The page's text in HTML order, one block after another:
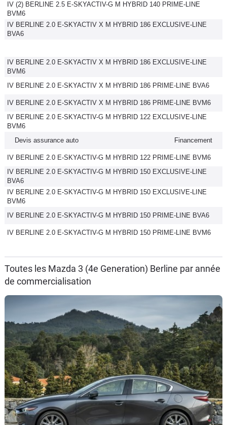
IV (2) BERLINE 2.5 E-SKYACTIV-G M HYBRID 140 PRIME-LINE
BVM6
IV BERLINE 2.0 E-SKYACTIV X M HYBRID 186 EXCLUSIVE-LINE
BVA6
IV BERLINE 2.0 E-SKYACTIV X M HYBRID 186 EXCLUSIVE-LINE
BVM6
IV BERLINE 2.0 E-SKYACTIV X M HYBRID 186 PRIME-LINE BVA6
IV BERLINE 2.0 E-SKYACTIV X M HYBRID 186 PRIME-LINE BVM6
IV BERLINE 2.0 E-SKYACTIV-G M HYBRID 122 EXCLUSIVE-LINE
BVM6
Devis assurance auto
Financement
IV BERLINE 2.0 E-SKYACTIV-G M HYBRID 122 PRIME-LINE BVM6
IV BERLINE 2.0 E-SKYACTIV-G M HYBRID 150 EXCLUSIVE-LINE
BVA6
IV BERLINE 2.0 E-SKYACTIV-G M HYBRID 150 EXCLUSIVE-LINE
BVM6
IV BERLINE 2.0 E-SKYACTIV-G M HYBRID 150 PRIME-LINE BVA6
IV BERLINE 2.0 E-SKYACTIV-G M HYBRID 150 PRIME-LINE BVM6
Toutes les Mazda 3 (4e Generation) Berline par année
de commercialisation